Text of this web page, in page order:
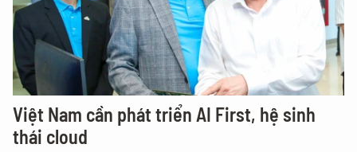
Việt Nam cần phát triển AI First, hệ sinh
thái cloud